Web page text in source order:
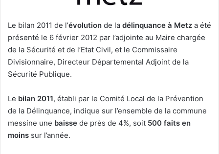
Le bilan 2011 de l’évolution de la délinquance à Metz a été
présenté le 6 février 2012 par l’adjointe au Maire chargée
de la Sécurité et de l’Etat Civil, et le Commissaire
Divisionnaire, Directeur Départemental Adjoint de la
Sécurité Publique.
Le bilan 2011, établi par le Comité Local de la Prévention
de la Délinquance, indique sur l’ensemble de la commune
messine une baisse de près de 4%, soit 500 faits en
moins sur l’année.